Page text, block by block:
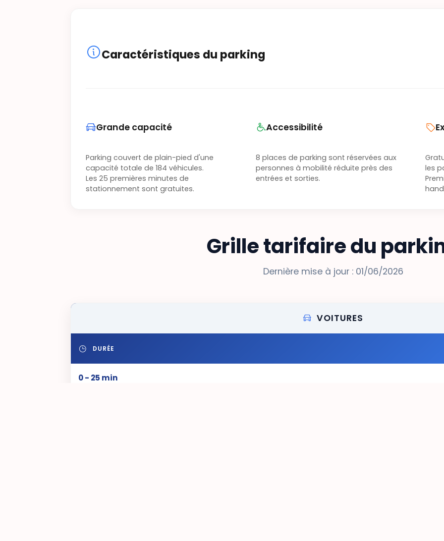
Caractéristiques du parking
Grande capacité
Parking couvert de plain-pied d'une
capacité totale de 184 véhicules.
Les 25 premières minutes de
stationnement sont gratuites.
Accessibilité
8 places de parking sont réservées aux
personnes à mobilité réduite près des
entrées et sorties.
les
Grille tarifaire du
Dernière mise à jour : 01/06/2026
VOITURES
DURÉE
0 - 25 min